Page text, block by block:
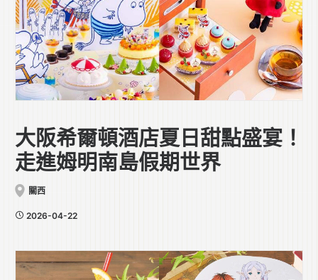
大阪希爾頓酒店夏日甜點盛宴！
走進姆明南島假期世界
關西
2026-04-22